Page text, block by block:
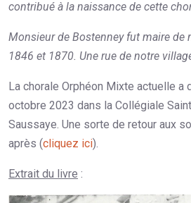
contribué à la naissance de cette
Monsieur de Bostenney fut maire de
1846 et 1870. Une rue de notre
La chorale Orphéon Mixte actuelle a
octobre 2023 dans la Collégiale
Saussaye. Une sorte de retour aux
après (cliquez ici).
Extrait du livre :